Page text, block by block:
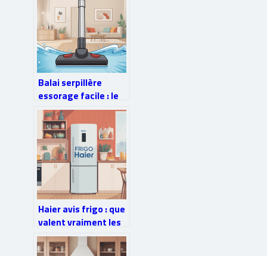
Balai serpillère
essorage facile : le
guide pour choisir
sans se tromper
Haier avis frigo : que
valent vraiment les
réfrigérateurs haier
?